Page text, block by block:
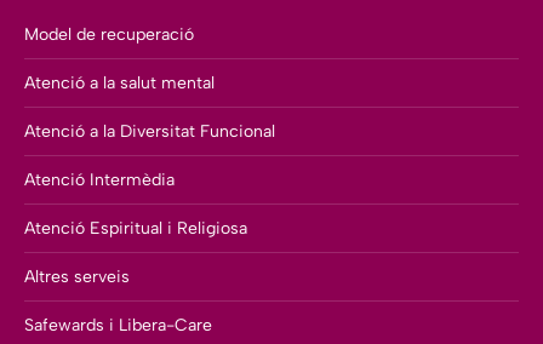
Model de recuperació
Atenció a la salut mental
Atenció a la Diversitat Funcional
Atenció Intermèdia
Atenció Espiritual i Religiosa
Altres serveis
Safewards i Libera-Care